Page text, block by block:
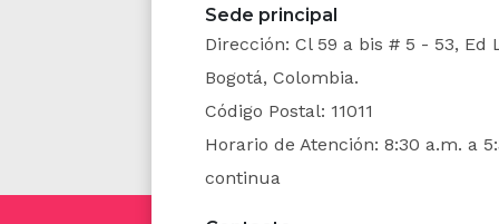
señor
Que el
Sede principal
Dirección: Cl 59 a bis # 5 - 53, Ed
Bogotá, Colombia.
Código Postal: 11011
Horario de Atención: 8:30 a.m. a
continua